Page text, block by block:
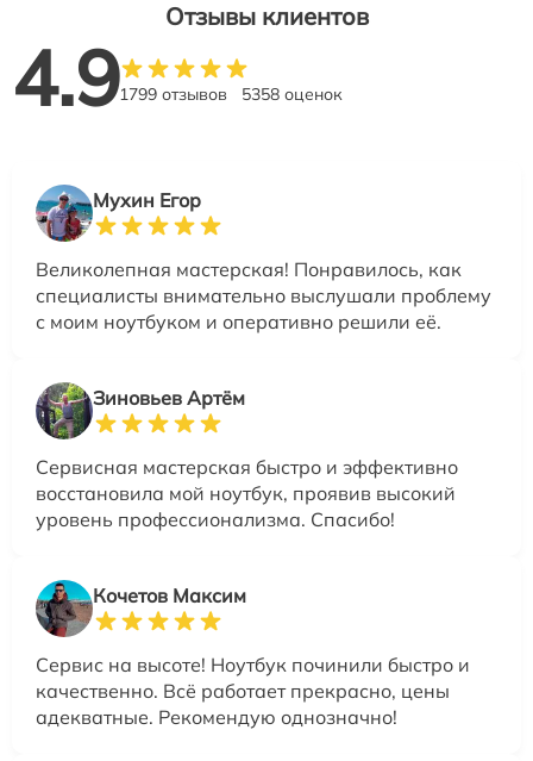
Отзывы клиентов
4.91799 отзывов 5358 оценок
Мухин Егор
Великолепная мастерская! Понравилось, как
специалисты внимательно выслушали проблему
с моим ноутбуком и оперативно решили её.
Зиновьев Артём
Сервисная мастерская быстро и эффективно
восстановила мой ноутбук, проявив высокий
уровень профессионализма. Спасибо!
Кочетов Максим
Сервис на высоте! Ноутбук починили быстро и
качественно. Всё работает прекрасно, цены
адекватные. Рекомендую однозначно!